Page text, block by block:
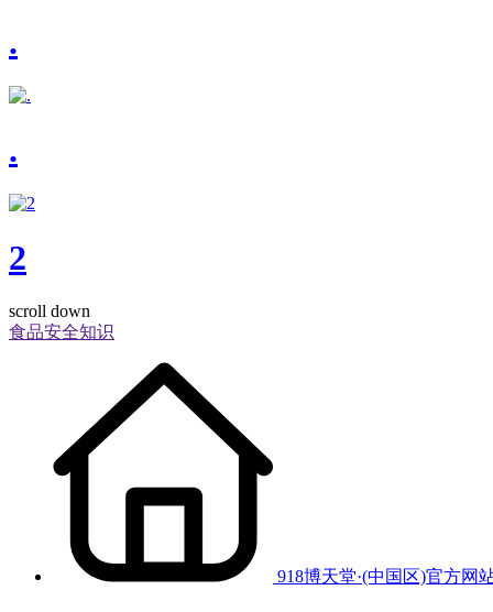
.
.
2
scroll down
食品安全知识
918博天堂·(中国区)官方网